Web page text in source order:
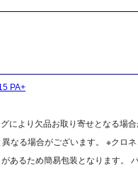
PA+
により欠品お取り寄せとなる場
なる場合がございます。 ※クロ
あるため簡易包装となります。